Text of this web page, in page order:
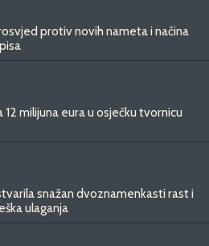
protiv novih nameta i načina
12 milijuna eura u osječku tvornicu
snažan dvoznamenkasti rast i
ulaganja